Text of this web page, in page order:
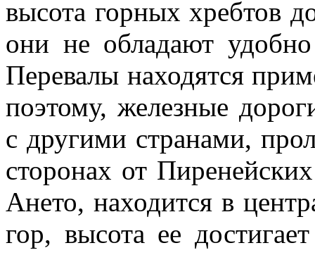
высота горных хребтов
они не обладают
Перевалы находятся
поэтому, железные
с другими странами,
сторонах от
Ането, находится в
гор, высота ее